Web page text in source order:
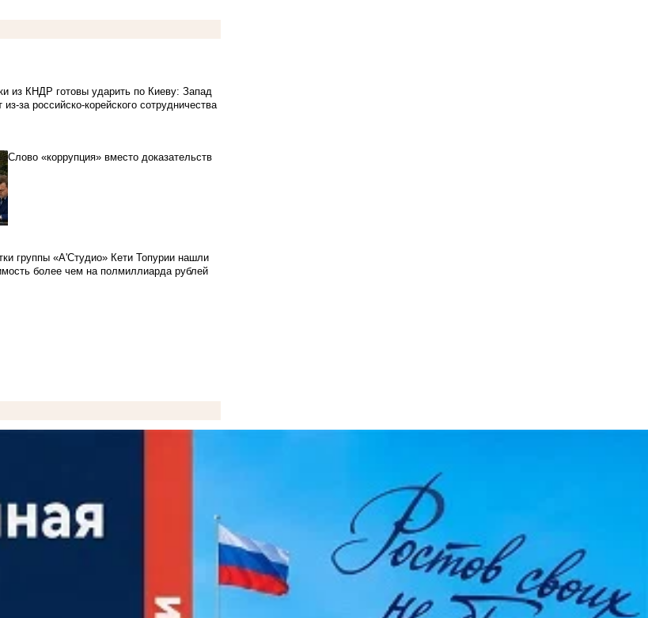
из КНДР готовы ударить по Киеву: Запад
из-за российско-корейского сотрудничества
Слово «коррупция» вместо доказательств
группы «А'Студио» Кети Топурии нашли
более чем на полмиллиарда рублей